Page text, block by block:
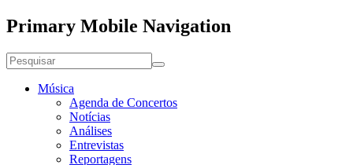
Primary Mobile Navigation
Música
Agenda de Concertos
Notícias
Análises
Entrevistas
Reportagens